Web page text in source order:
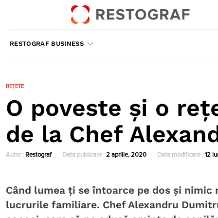
RESTOGRAF BUSINESS
REȚETE
O poveste și o
de la Chef
Autor : Restograf Data publicare : 2 aprilie, 2020 Data modificare : 12
Când lumea ți se întoarce pe dos și
lucrurile familiare. Chef Alexandru